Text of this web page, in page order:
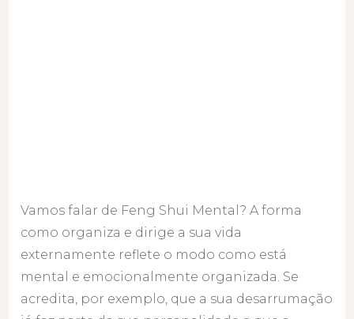
Vamos falar de Feng Shui Mental? A forma
como organiza e dirige a sua vida
externamente reflete o modo como está
mental e emocionalmente organizada. Se
acredita, por exemplo, que a sua desarrumação